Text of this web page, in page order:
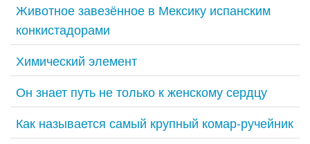
Животное завезённое в Мексику испанским
конкистадорами
Химический элемент
Он знает путь не только к женскому сердцу
Как называется самый крупный комар-ручейник